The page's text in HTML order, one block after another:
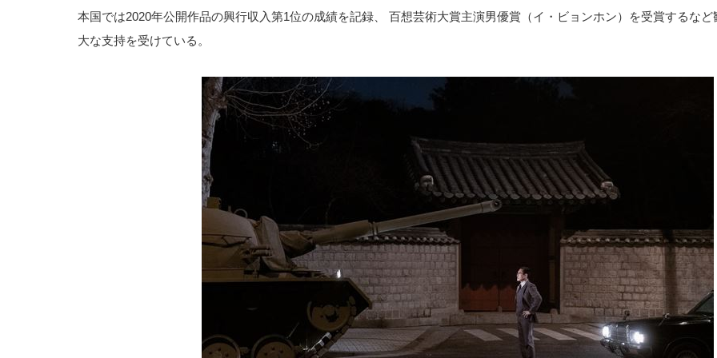
本国では2020年公開作品の興行収入第1位の成績を記録、 百想芸術大賞主演男優賞（イ・ビョンホン）を受賞するなど
大な支持を受けている。